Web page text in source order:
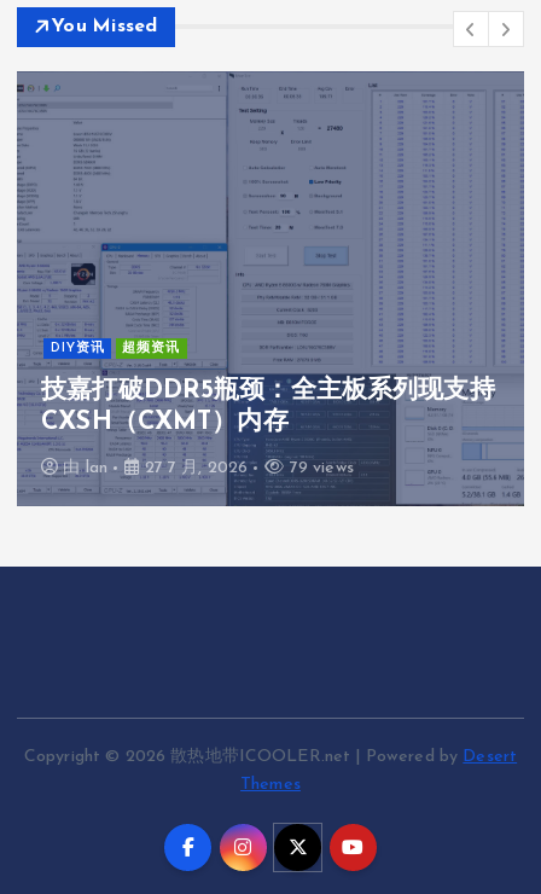
You Missed
DIY资讯 超频资讯
技嘉打破DDR5瓶颈：全主板系列现支持
CXSH（CXMT）内存
由 lan 27 7 月, 2026 79 views
Copyright © 2026 散热地带ICOOLER.net | Powered by Desert
Themes